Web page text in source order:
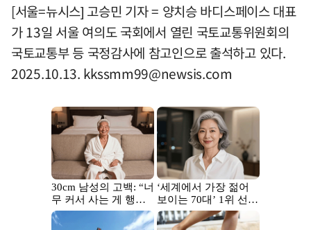
[서울=뉴시스] 고승민 기자 = 양치승 바디스페이스 대표
가 13일 서울 여의도 국회에서 열린 국토교통위원회의
국토교통부 등 국정감사에 참고인으로 출석하고 있다.
2025.10.13. kkssmm99@newsis.com